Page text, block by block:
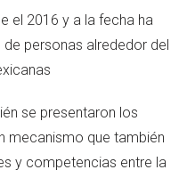
el 2016 y a la fecha ha
personas alrededor del
se presentaron los
mecanismo que también
y competencias entre la